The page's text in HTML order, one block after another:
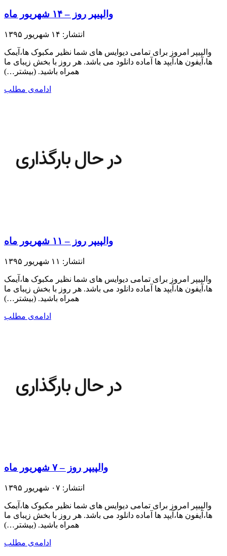
والپیپر روز – ۱۴ شهریور ماه
انتشار: ۱۴ شهریور ۱۳۹۵
والپیپر امروز برای تمامی دیوایس های شما نظیر مکبوک ها،آیمک
ها،آیفون ها،آیپد ها آماده دانلود می باشد. هر روز با بخش زیبای ما
همراه باشید.​ (بیشتر…)
ادامه‌ی مطلب
والپیپر روز – ۱۱ شهریور ماه
انتشار: ۱۱ شهریور ۱۳۹۵
والپیپر امروز برای تمامی دیوایس های شما نظیر مکبوک ها،آیمک
ها،آیفون ها،آیپد ها آماده دانلود می باشد. هر روز با بخش زیبای ما
همراه باشید.​ (بیشتر…)
ادامه‌ی مطلب
والپیپر روز – ۷ شهریور ماه
انتشار: ۰۷ شهریور ۱۳۹۵
والپیپر امروز برای تمامی دیوایس های شما نظیر مکبوک ها،آیمک
ها،آیفون ها،آیپد ها آماده دانلود می باشد. هر روز با بخش زیبای ما
همراه باشید.​ (بیشتر…)
ادامه‌ی مطلب